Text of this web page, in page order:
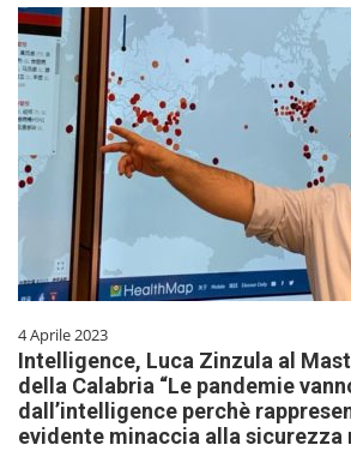
4 Aprile 2023
Intelligence, Luca Zinzula al
della Calabria “Le pandemie
dall’intelligence perchè
evidente minaccia alla sicurezza